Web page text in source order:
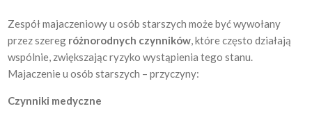
Zespół majaczeniowy u osób starszych może być wywołany
przez szereg różnorodnych czynników, które często działają
wspólnie, zwiększając ryzyko wystąpienia tego stanu.
Majaczenie u osób starszych – przyczyny:
Czynniki medyczne